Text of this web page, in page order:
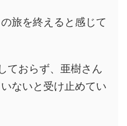
旅を終えると感じて
ておらず、亜樹さん
ないと受け止めてい